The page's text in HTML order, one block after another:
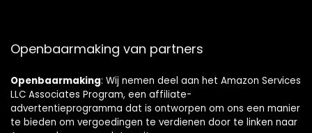
Openbaarmaking van partners
Openbaarmaking: Wij nemen deel aan het Amazon Services
LLC Associates Program, een affiliate-
advertentieprogramma dat is ontworpen om ons een manier
te bieden om vergoedingen te verdienen door te linken naar